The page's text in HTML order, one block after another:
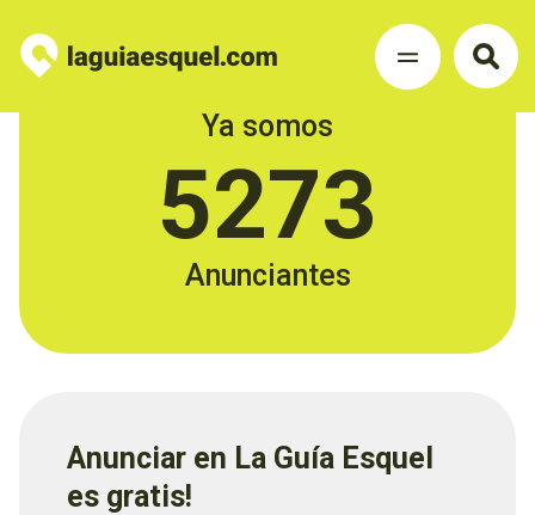
Ya somos
5273
Anunciantes
Anunciar en La Guía Esquel
es gratis!